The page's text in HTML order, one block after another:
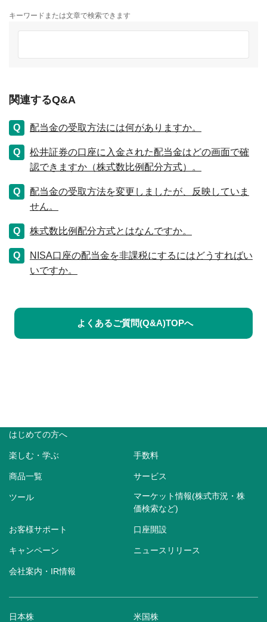
キーワードまたは文章で検索できます
関連するQ&A
配当金の受取方法には何がありますか。
松井証券の口座に入金された配当金はどの画面で確
認できますか（株式数比例配分方式）。
配当金の受取方法を変更しましたが、反映していま
せん。
株式数比例配分方式とはなんですか。
NISA口座の配当金を非課税にするにはどうすればい
いですか。
よくあるご質問(Q&A)TOPへ
はじめての方へ
楽しむ・学ぶ 手数料
商品一覧 サービス
ツール
マーケット情報(株式市況・株
価検索など)
お客様サポート 口座開設
キャンペーン ニュースリリース
会社案内・IR情報
日本株 米国株